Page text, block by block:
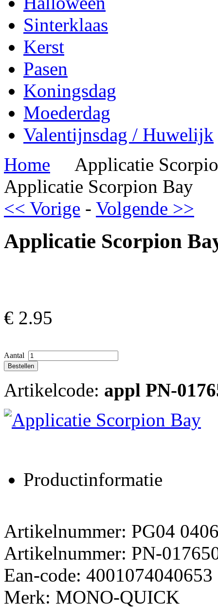
Sinterklaas
Kerst
Pasen
Koningsdag
Moederdag
Valentijnsdag / Huwelijk
Home
Applicatie
Applicatie Scorpion Bay
<< Vorige - Volgende >>
Applicatie Scorpion
€ 2.95
Aantal
Artikelcode: appl PN-
Productinformatie
Artikelnummer: PG04
Artikelnummer: PN-
Ean-code: 4001074040653
Merk: MONO-QUICK